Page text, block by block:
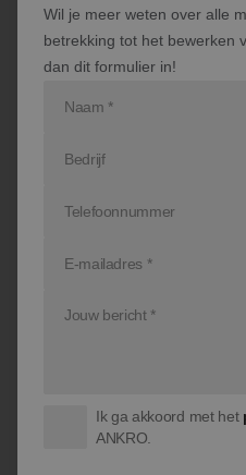
Wil je meer weten over alle
betrekking tot het bewerken
dan dit formulier in!
Ik ga akkoord met het
ANKRO.